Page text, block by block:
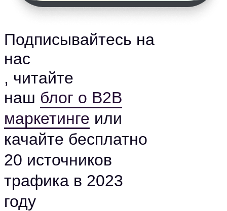
Подписывайтесь на
нас
, читайте
наш блог о B2B
маркетинге или
качайте бесплатно
20 источников
трафика в 2023
году